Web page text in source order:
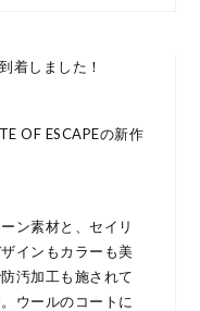
着しました！
OF ESCAPEの新作
ン素材と、セイリ
インもカラーも美
汚加工も施されて
ウールのコートに